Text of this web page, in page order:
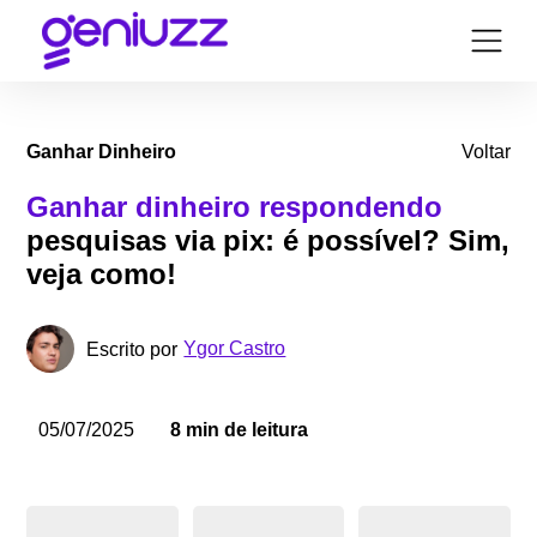
Ganhar Dinheiro Voltar
Ganhar dinheiro respondendo
pesquisas via pix: é possível? Sim,
veja como!
Escrito por Ygor Castro
05/07/2025 8 min de leitura